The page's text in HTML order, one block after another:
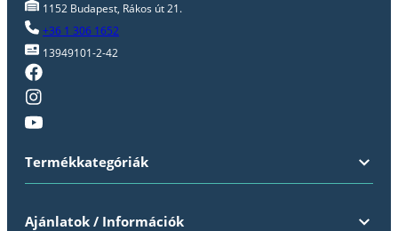
1152 Budapest, Rákos út 21.
+36 1 306 1652
13949101-2-42
Termékkategóriák
Ajánlatok / Információk